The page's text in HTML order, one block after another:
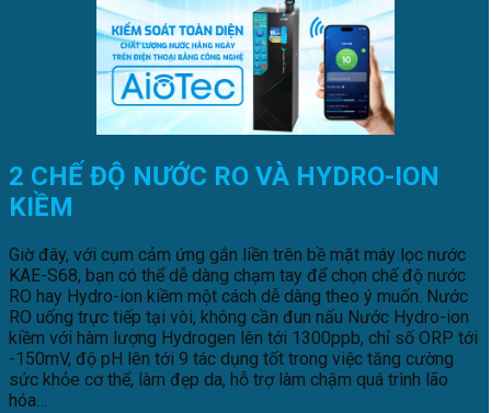
2 CHẾ ĐỘ NƯỚC RO VÀ HYDRO-ION
KIỀM
Giờ đây, với cụm cảm ứng gắn liền trên bề mặt máy lọc nước
KAE-S68, bạn có thể dễ dàng chạm tay để chọn chế độ nước
RO hay Hydro-ion kiềm một cách dễ dàng theo ý muốn. Nước
RO uống trực tiếp tại vòi, không cần đun nấu Nước Hydro-ion
kiềm với hàm lượng Hydrogen lên tới 1300ppb, chỉ số ORP tới
-150mV, độ pH lên tới 9 tác dụng tốt trong việc tăng cường
sức khỏe cơ thể, làm đẹp da, hỗ trợ làm chậm quá trình lão
hóa…